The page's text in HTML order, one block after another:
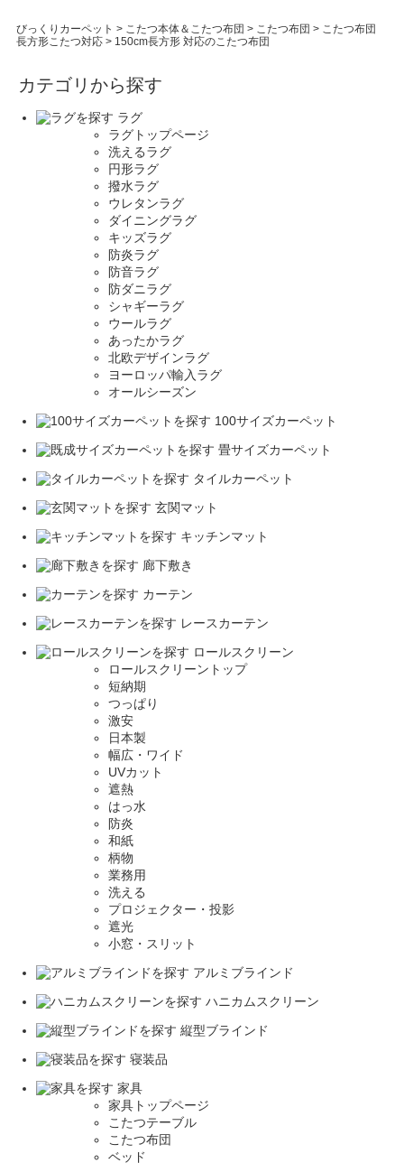
びっくりカーペット > こたつ本体＆こたつ布団 > こたつ布団 > こたつ布団
長方形こたつ対応> 150cm長方形 対応のこたつ布団
カテゴリから探す
ラグ
ラグトップページ
洗えるラグ
円形ラグ
撥水ラグ
ウレタンラグ
ダイニングラグ
キッズラグ
防炎ラグ
防音ラグ
防ダニラグ
シャギーラグ
ウールラグ
あったかラグ
北欧デザインラグ
ヨーロッパ輸入ラグ
オールシーズン
100サイズカーペット
畳サイズカーペット
タイルカーペット
玄関マット
キッチンマット
廊下敷き
カーテン
レースカーテン
ロールスクリーン
ロールスクリーントップ
短納期
つっぱり
激安
日本製
幅広・ワイド
UVカット
遮熱
はっ水
防炎
和紙
柄物
業務用
洗える
プロジェクター・投影
遮光
小窓・スリット
アルミブラインド
ハニカムスクリーン
縦型ブラインド
寝装品
家具
家具トップページ
こたつテーブル
こたつ布団
ベッド